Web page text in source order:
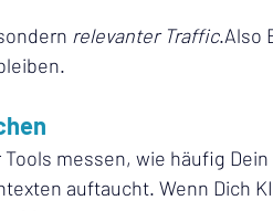
relevanter Traffic.Also
messen, wie häufig
auftaucht. Wenn Dich KI